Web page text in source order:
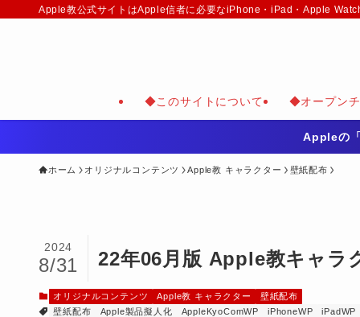
Apple教公式サイトはApple信者に必要なiPhone・iPad・Apple
◆このサイトについて ◆オープン
Appleの
ホーム オリジナルコンテンツ Apple教 キャラクター 壁紙配布
22年06月版 Apple教キャラ
2024
8/31
オリジナルコンテンツ Apple教 キャラクター
壁紙配布
壁紙配布
Apple製品擬人化 AppleKyoComWP iPhoneWP
iPadWP